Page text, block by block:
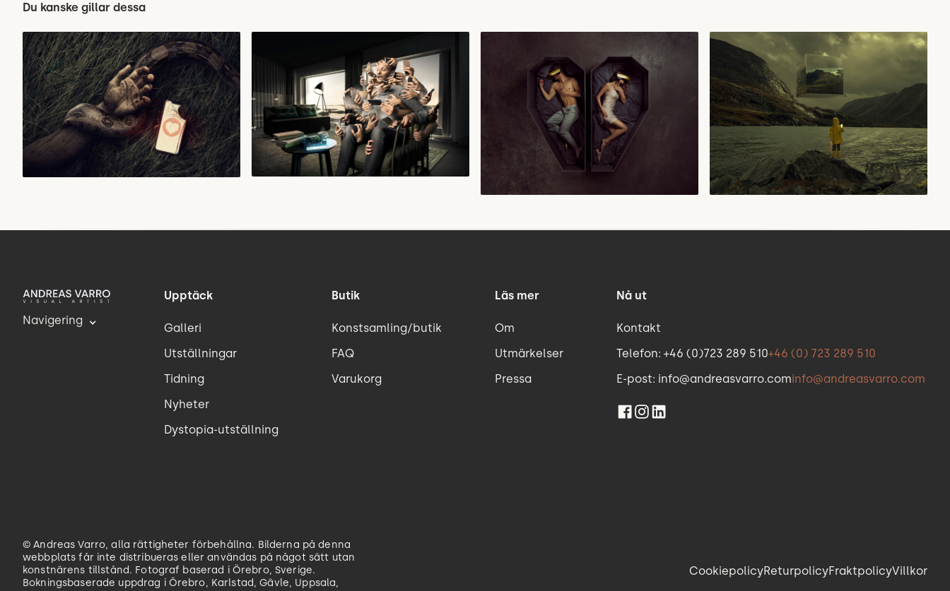
Du kanske gillar dessa
Navigering
Upptäck
Galleri
Utställningar
Tidning
Nyheter
Dystopia-utställning
Butik
Konstsamling/butik
FAQ
Varukorg
Läs mer
Om
Utmärkelser
Pressa
Nå ut
Kontakt
Telefon: +46 (0)723 289 510+46 (0) 723 289 510
E-post: info@andreasvarro.cominfo@andreasvarro.com
© Andreas Varro, alla rättigheter förbehållna. Bilderna på denna
webbplats får inte distribueras eller användas på något sätt utan
konstnärens tillstånd. Fotograf baserad i Örebro, Sverige.
Bokningsbaserade uppdrag i Örebro, Karlstad, Gävle, Uppsala,
CookiepolicyReturpolicyFraktpolicyVillkor